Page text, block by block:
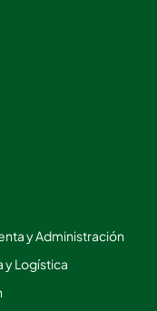
y Administración
y Logística